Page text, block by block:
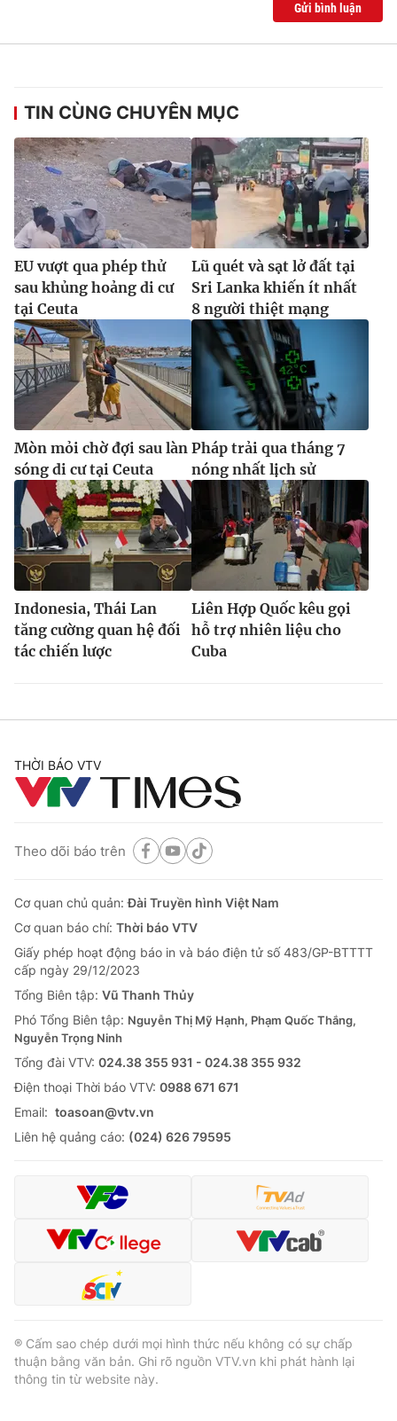
Gửi bình luận
TIN CÙNG CHUYÊN MỤC
EU vượt qua phép thử
sau khủng hoảng di cư
tại Ceuta
Lũ quét và sạt lở đất tại
Sri Lanka khiến ít nhất
8 người thiệt mạng
Mòn mỏi chờ đợi sau làn
sóng di cư tại Ceuta
Pháp trải qua tháng 7
nóng nhất lịch sử
Indonesia, Thái Lan
tăng cường quan hệ đối
tác chiến lược
Liên Hợp Quốc kêu gọi
hỗ trợ nhiên liệu cho
Cuba
THỜI BÁO VTV
Theo dõi báo trên
Cơ quan chủ quản:Đài Truyền hình Việt Nam
Cơ quan báo chí: Thời báo VTV
Giấy phép hoạt động báo in và báo điện tử số 483/GP-BTTTT
cấp ngày 29/12/2023
Tổng Biên tập: Vũ Thanh Thủy
Phó Tổng Biên tập: Nguyễn Thị Mỹ Hạnh, Phạm Quốc Thắng,
Nguyễn Trọng Ninh
Tổng đài VTV: 024.38 355 931 - 024.38 355 932
Ðiện thoại Thời báo VTV: 0988 671 671
Email: toasoan@vtv.vn
Liên hệ quảng cáo: (024) 626 79595
® Cấm sao chép dưới mọi hình thức nếu không có sự chấp
thuận bằng văn bản. Ghi rõ nguồn VTV.vn khi phát hành lại
thông tin từ website này.